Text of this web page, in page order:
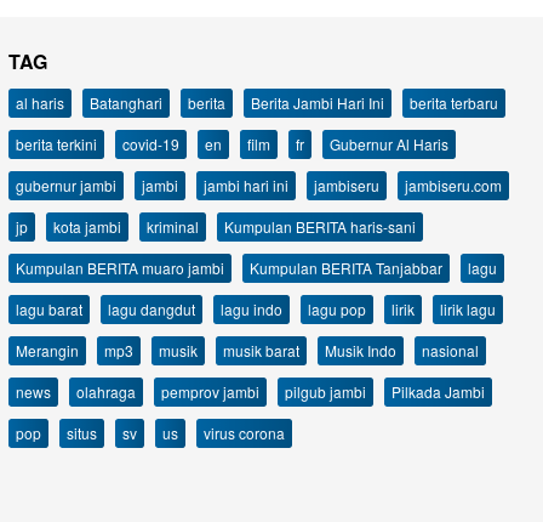
TAG
al haris Batanghari berita Berita Jambi Hari Ini
berita terbaru
berita terkini
covid-19 en film fr
Gubernur Al Haris
gubernur jambi
jambi jambi hari ini jambiseru
jambiseru.com
jp
kota jambi kriminal
Kumpulan BERITA haris-sani
Kumpulan BERITA muaro jambi
Kumpulan BERITA Tanjabbar
lagu
lagu barat
lagu dangdut lagu indo lagu pop lirik
lirik lagu
Merangin
mp3 musik musik barat Musik Indo
nasional
news
olahraga pemprov jambi pilgub jambi
Pilkada Jambi
pop
situs sv us virus corona